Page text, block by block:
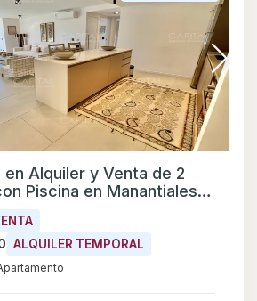
Alquiler y Venta de 2
ALQUILER TEMPORAL